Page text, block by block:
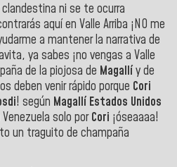
ni se te ocurra
aquí en Valle Arriba ¡NO me
a mantener la narrativa de
ya sabes ¡no vengas a Valle
de la piojosa de Magallíy de
deben venir rápido porque Cori
! según Magallí Estados Unidos
solo porCori ¡óseaaaa!
un traguito de champaña